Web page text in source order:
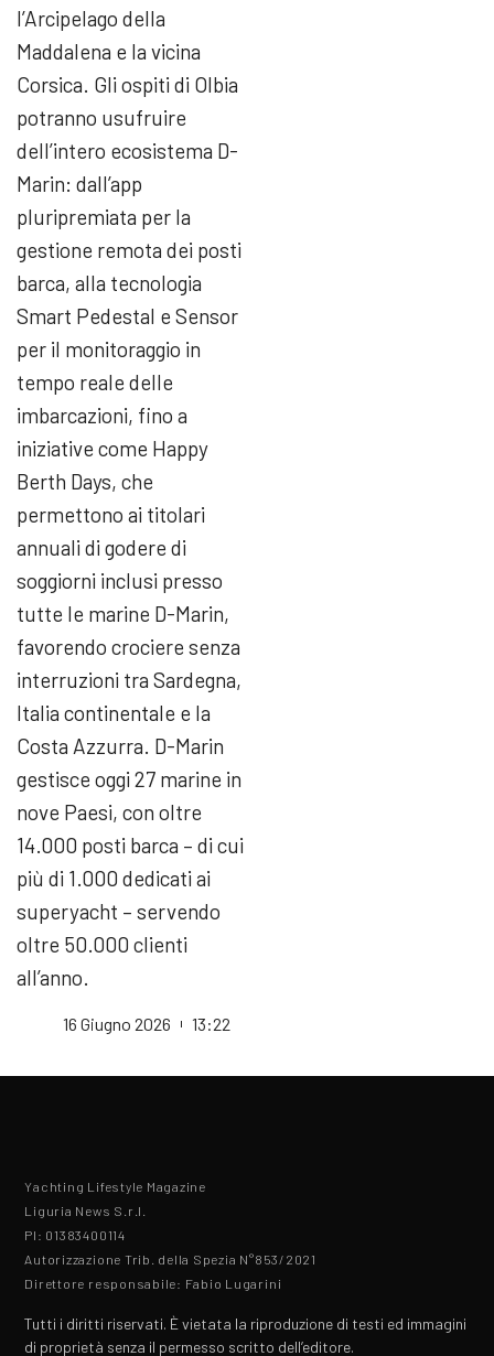
l’Arcipelago della
Maddalena e la vicina
Corsica. Gli ospiti di Olbia
potranno usufruire
dell’intero ecosistema D-
Marin: dall’app
pluripremiata per la
gestione remota dei posti
barca, alla tecnologia
Smart Pedestal e Sensor
per il monitoraggio in
tempo reale delle
imbarcazioni, fino a
iniziative come Happy
Berth Days, che
permettono ai titolari
annuali di godere di
soggiorni inclusi presso
tutte le marine D-Marin,
favorendo crociere senza
interruzioni tra Sardegna,
Italia continentale e la
Costa Azzurra. D-Marin
gestisce oggi 27 marine in
nove Paesi, con oltre
14.000 posti barca – di cui
più di 1.000 dedicati ai
superyacht – servendo
oltre 50.000 clienti
all’anno.
16 Giugno 2026 13:22
Yachting Lifestyle Magazine
Liguria News S.r.l.
PI: 01383400114
Autorizzazione Trib. della Spezia N°853/2021
Direttore responsabile: Fabio Lugarini
Tutti i diritti riservati. È vietata la riproduzione di testi ed immagini
di proprietà senza il permesso scritto dell’editore.